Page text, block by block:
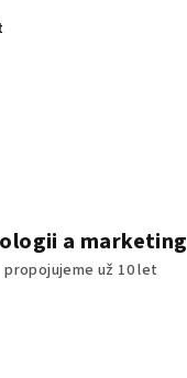
a marketing
propojujeme už 10 let